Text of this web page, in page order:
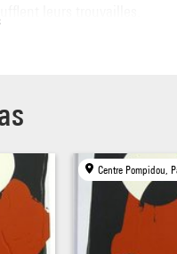
leurs trouvailles.
"la soupe aux lettres"
Centre Pompidou,